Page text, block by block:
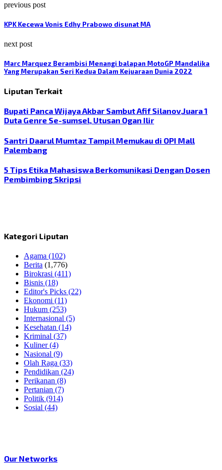
previous post
KPK Kecewa Vonis Edhy Prabowo disunat MA
next post
Marc Marquez Berambisi Menangi balapan MotoGP Mandalika
Yang Merupakan Seri Kedua Dalam Kejuaraan Dunia 2022
Liputan Terkait
Bupati Panca Wijaya Akbar Sambut Afif Silanov,Juara 1
Duta Genre Se-sumsel, Utusan Ogan Ilir
Santri Daarul Mumtaz Tampil Memukau di OPI Mall
Palembang
5 Tips Etika Mahasiswa Berkomunikasi Dengan Dosen
Pembimbing Skripsi
Kategori Liputan
Agama (102)
Berita (1,776)
Birokrasi (411)
Bisnis (18)
Editor's Picks (22)
Ekonomi (11)
Hukum (253)
Internasional (5)
Kesehatan (14)
Kriminal (37)
Kuliner(4)
Nasional (9)
Olah Raga (33)
Pendidikan (24)
Perikanan (8)
Pertanian (7)
Politik (914)
Sosial (44)
Our Networks